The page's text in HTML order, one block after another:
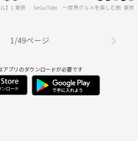
】1人参加ほぼ100％｜少人数ゆる交流会
東京 SeGuTabi 〜世界グルメを楽しむ旅 in東京
1/49ページ
アプリのダウンロードが必要です